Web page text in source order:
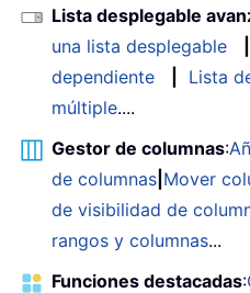
Lista desplegable
una lista desplegable
dependiente
Lista
múltiple....
Gestor de columnas:
de columnas Mover
de visibilidad de
rangos y columnas...
Funciones destacadas: